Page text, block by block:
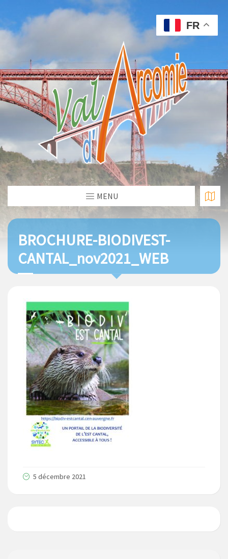
MENU
BROCHURE-BIODIVEST-
CANTAL_nov2021_WEB
5 décembre 2021
FR